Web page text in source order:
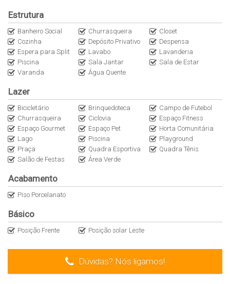
Estrutura
Banheiro Social Churrasqueira
Closet
Cozinha
Depósito Privativo
Despensa
Espera para Split
Lavabo
Lavanderia
Piscina
Sala Jantar
Sala de Estar
Varanda
Água Quente
Lazer
Bicicletário Brinquedoteca
Campo de Futebol
Churrasqueira
Ciclovia
Espaço Fitness
Espaço Gourmet
Espaço Pet
Horta Comunitária
Lago
Piscina
Playground
Praça
Quadra Esportiva
Quadra Tênis
Salão de Festas
Área Verde
Acabamento
Piso Porcelanato
Básico
Posição Frente Posição solar Leste
Dúvidas? Nós ligamos!